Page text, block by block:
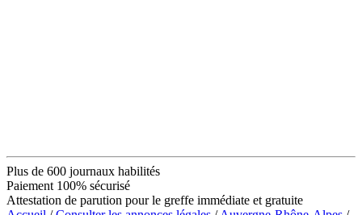
Plus de 600 journaux habilités
Paiement 100% sécurisé
Attestation de parution pour le greffe immédiate et gratuite